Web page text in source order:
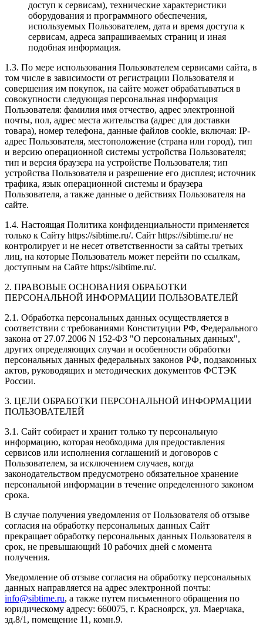
доступ к сервисам), технические характеристики
оборудования и программного обеспечения,
используемых Пользователем, дата и время доступа к
сервисам, адреса запрашиваемых страниц и иная
подобная информация.
1.3. По мере использования Пользователем сервисами сайта, в
том числе в зависимости от регистрации Пользователя и
совершения им покупок, на сайте может обрабатываться в
совокупности следующая персональная информация
Пользователя: фамилия имя отчество, адрес электронной
почты, пол, адрес места жительства (адрес для доставки
товара), номер телефона, данные файлов cookie, включая: IP-
адрес Пользователя, местоположение (страна или город), тип
и версию операционной системы устройства Пользователя;
тип и версия браузера на устройстве Пользователя; тип
устройства Пользователя и разрешение его дисплея; источник
трафика, язык операционной системы и браузера
Пользователя, а также данные о действиях Пользователя на
сайте.
1.4. Настоящая Политика конфиденциальности применяется
только к Сайту https://sibtime.ru/. Сайт https://sibtime.ru/ не
контролирует и не несет ответственности за сайты третьих
лиц, на которые Пользователь может перейти по ссылкам,
доступным на Сайте https://sibtime.ru/.
2. ПРАВОВЫЕ ОСНОВАНИЯ ОБРАБОТКИ
ПЕРСОНАЛЬНОЙ ИНФОРМАЦИИ ПОЛЬЗОВАТЕЛЕЙ
2.1. Обработка персональных данных осуществляется в
соответствии с требованиями Конституции РФ, Федерального
закона от 27.07.2006 N 152-ФЗ "О персональных данных",
других определяющих случаи и особенности обработки
персональных данных федеральных законов РФ, подзаконных
актов, руководящих и методических документов ФСТЭК
России.
3. ЦЕЛИ ОБРАБОТКИ ПЕРСОНАЛЬНОЙ ИНФОРМАЦИИ
ПОЛЬЗОВАТЕЛЕЙ
3.1. Сайт собирает и хранит только ту персональную
информацию, которая необходима для предоставления
сервисов или исполнения соглашений и договоров с
Пользователем, за исключением случаев, когда
законодательством предусмотрено обязательное хранение
персональной информации в течение определенного законом
срока.
В случае получения уведомления от Пользователя об отзыве
согласия на обработку персональных данных Сайт
прекращает обработку персональных данных Пользователя в
срок, не превышающий 10 рабочих дней с момента
получения.
Уведомление об отзыве согласия на обработку персональных
данных направляется на адрес электронной почты:
info@sibtime.ru, а также путем письменного обращения по
юридическому адресу: 660075, г. Красноярск, ул. Маерчака,
зд.8/1, помещение 11, комн.9.